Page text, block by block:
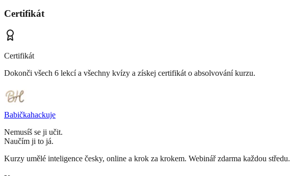
Certifikát
Certifikát
Dokonči všech 6 lekcía všechny kvízy a získej certifikát o absolvování kurzu.
Babičkahackuje
Nemusíš se ji učit.
Naučím ji to já.
Kurzy umělé inteligence česky, online a krok za krokem. Webinář zdarma každou středu.